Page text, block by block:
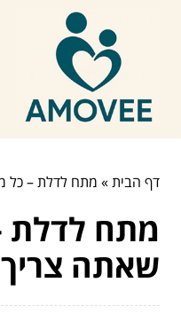
דף הבית» מתח לדלת – כל
מתח לדלת
שאתה צריך